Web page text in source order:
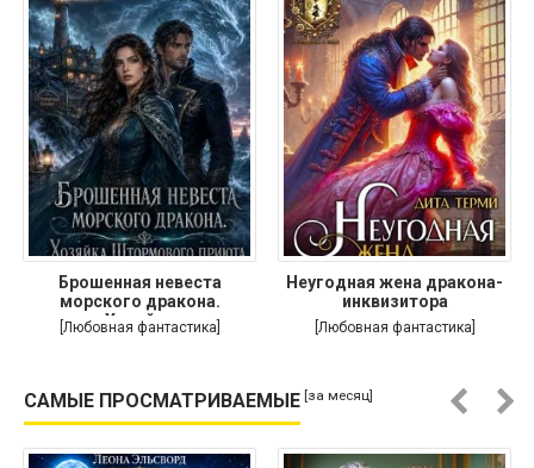
Брошенная невеста
морского дракона.
Хозяйка
[Любовная фантастика]
Неугодная жена дракона-
инквизитора
[Любовная фантастика]
САМЫЕ ПРОСМАТРИВАЕМЫЕ [за месяц]